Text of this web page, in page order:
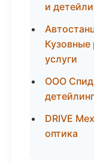
и
Кузовные
услуги
ООО
DRIVE
оптика